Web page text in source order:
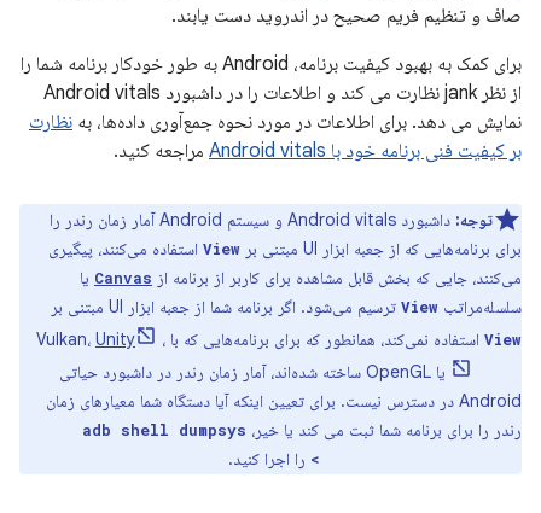
صاف و تنظیم فریم صحیح در اندروید دست یابند.
برای کمک به بهبود کیفیت برنامه، Android به طور خودکار برنامه شما را
از نظر jank نظارت می کند و اطلاعات را در داشبورد Android vitals
نمایش می دهد. برای اطلاعات در مورد نحوه جمع‌آوری داده‌ها، به نظارت
بر کیفیت فنی برنامه خود با Android vitals
مراجعه کنید.
توجه:
داشبورد Android vitals و سیستم Android آمار زمان رندر را
برای برنامه‌هایی که از جعبه ابزار UI مبتنی بر
View استفاده می‌کنند، پیگیری
می‌کنند، جایی که بخش قابل مشاهده برای کاربر از برنامه از Canvas یا
سلسله‌مراتب View ترسیم می‌شود. اگر برنامه شما از جعبه ابزار UI مبتنی بر
View استفاده نمی‌کند، همانطور که برای برنامه‌هایی که با Vulkan، Unity
،
یا OpenGL ساخته شده‌اند، آمار زمان رندر در داشبورد حیاتی
Android در دسترس نیست. برای تعیین اینکه آیا دستگاه شما معیارهای زمان
رندر را برای برنامه شما ثبت می کند یا خیر، adb shell dumpsys
را اجرا کنید.